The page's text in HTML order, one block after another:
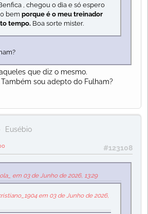
, chegou o dia e só espero
bemporque é o meu treinador
tempo. Boa sorte mister.
que diz o mesmo.
sou adepto do Fulham?
Eusébio
#123108
em 03 de Junho de 2026, 13:29
em 03 de Junho de 2026,